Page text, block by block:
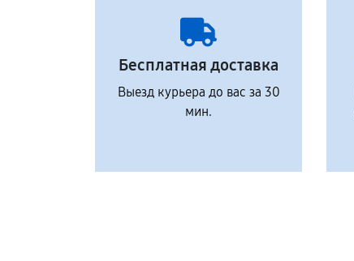
Бесплатная доставка
Выезд курьера до вас за 30
мин.